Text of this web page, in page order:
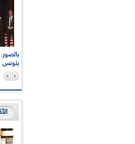
بتونس